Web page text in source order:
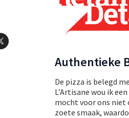
Authentieke
De pizza is belegd
L’Artisane wou ik
mocht voor ons niet
zoete smaak,